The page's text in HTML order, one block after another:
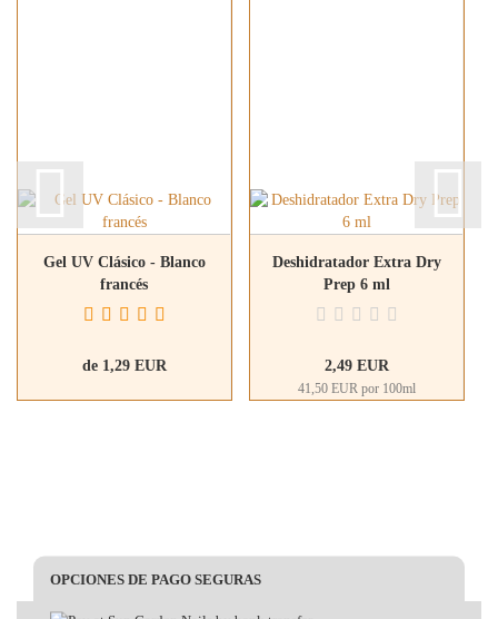
Gel UV Clásico - Blanco
francés
de 1,29 EUR
Deshidratador Extra Dry
Prep 6 ml
2,49 EUR
41,50 EUR por 100ml
OPCIONES DE PAGO SEGURAS